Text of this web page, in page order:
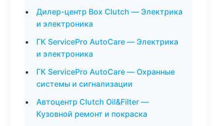
Дилер-центр Box Clutch — Электрика
и электроника
ГК ServicePro AutoCare — Электрика
и электроника
ГК ServicePro AutoCare — Охранные
системы и сигнализации
Автоцентр Clutch Oil&Filter —
Кузовной ремонт и покраска